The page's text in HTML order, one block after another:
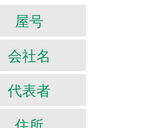
屋号
会社名
代表者